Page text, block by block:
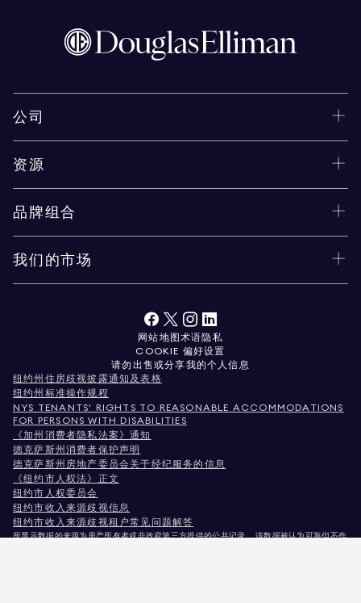
公司
资源
品牌组合
我们的市场
网站地图 术语隐私
COOKIE 偏好设置
请勿出售或分享我的个人信息
纽约州住房歧视披露通知及表格
纽约州标准操作规程
NYS TENANTS' RIGHTS TO REASONABLE ACCOMMODATIONS
FOR PERSONS WITH DISABILITIES
《加州消费者隐私法案》通知
德克萨斯州消费者保护声明
德克萨斯州房地产委员会关于经纪服务的信息
《纽约市人权法》正文
纽约市人权委员会
纽约市收入来源歧视信息
纽约市收入来源歧视租户常见问题解答
所显示数据的来源为房产所有者或非政府第三方提供的公共记录。 该数据被认为可靠但不作